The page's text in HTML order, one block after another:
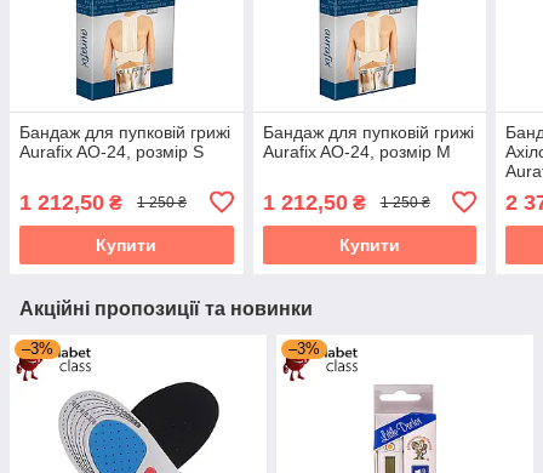
Бандаж для пупковій грижі
Aurafix AO-24, розмір S
1 212,50 ₴ 1 250 ₴
Купити
Бандаж для пупковій грижі
Aurafix AO-24, розмір M
1 212,50₴ 1 250 ₴
Купити
2
Акційні пропозиції та новинки
–3% –3%